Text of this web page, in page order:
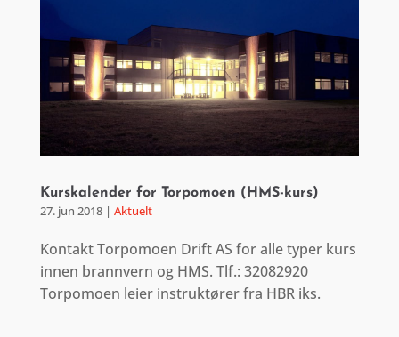
Kurskalender for Torpomoen (HMS-kurs)
27. jun 2018| Aktuelt
Kontakt Torpomoen Drift AS for alle typer kurs
innen brannvern og HMS. Tlf.: 32082920
Torpomoen leier instruktører fra HBR iks.